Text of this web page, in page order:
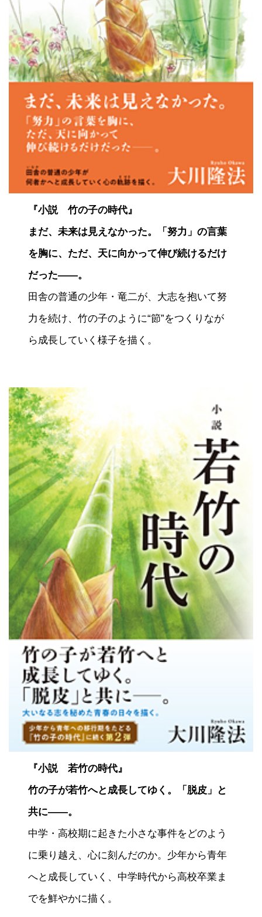
『小説 竹の子の時代』
まだ、未来は見えなかった。「努力」の言葉
を胸に、ただ、天に向かって伸び続けるだけ
だった――。
田舎の普通の少年・竜二が、大志を抱いて努
力を続け、竹の子のように“節”をつくりなが
ら成長していく様子を描く。
『小説 若竹の時代』
竹の子が若竹へと成長してゆく。「脱皮」と
共に――。
中学・高校期に起きた小さな事件をどのよう
に乗り越え、心に刻んだのか。少年から青年
へと成長していく、中学時代から高校卒業ま
でを鮮やかに描く。